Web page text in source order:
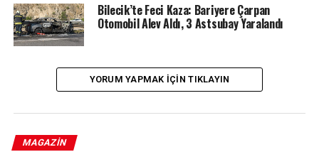
Bilecik’te Feci Kaza: Bariyere Çarpan
Otomobil Alev Aldı, 3 Astsubay Yaralandı
YORUM YAPMAK IÇIN TIKLAYIN
MAGAZIN